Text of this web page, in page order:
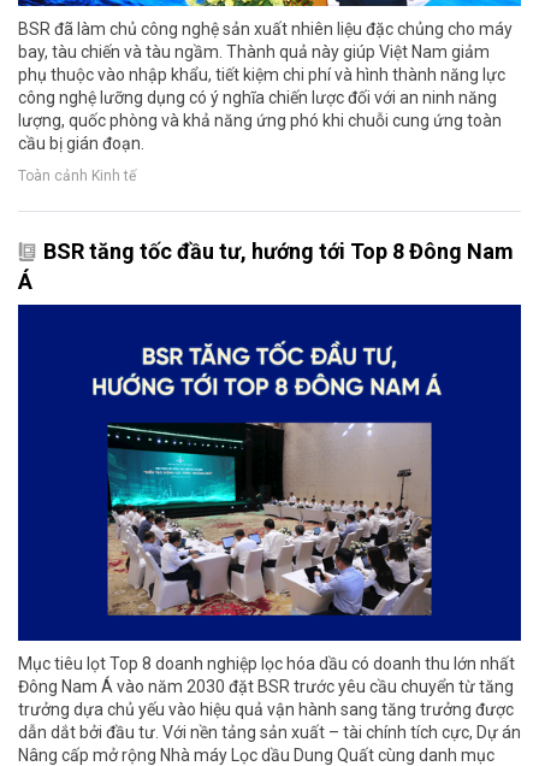
BSR đã làm chủ công nghệ sản xuất nhiên liệu đặc chủng cho máy
bay, tàu chiến và tàu ngầm. Thành quả này giúp Việt Nam giảm
phụ thuộc vào nhập khẩu, tiết kiệm chi phí và hình thành năng lực
công nghệ lưỡng dụng có ý nghĩa chiến lược đối với an ninh năng
lượng, quốc phòng và khả năng ứng phó khi chuỗi cung ứng toàn
cầu bị gián đoạn.
Toàn cảnh Kinh tế
BSR tăng tốc đầu tư, hướng tới Top 8 Đông Nam
Á
Mục tiêu lọt Top 8 doanh nghiệp lọc hóa dầu có doanh thu lớn nhất
Đông Nam Á vào năm 2030 đặt BSR trước yêu cầu chuyển từ tăng
trưởng dựa chủ yếu vào hiệu quả vận hành sang tăng trưởng được
dẫn dắt bởi đầu tư. Với nền tảng sản xuất – tài chính tích cực, Dự án
Nâng cấp mở rộng Nhà máy Lọc dầu Dung Quất cùng danh mục